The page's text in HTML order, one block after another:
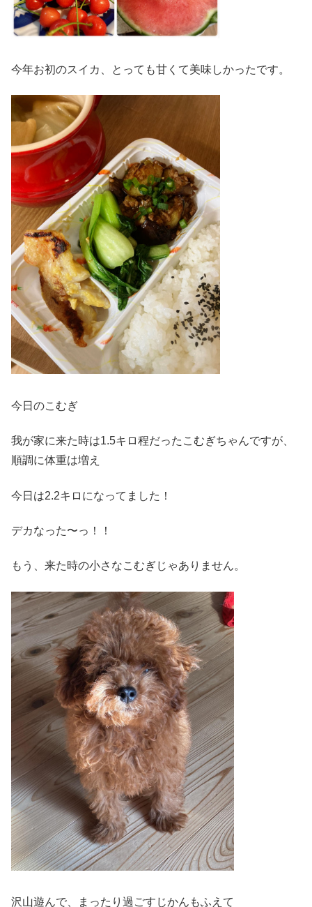
今年お初のスイカ、とっても甘くて美味しかったです。
今日のこむぎ
我が家に来た時は1.5キロ程だったこむぎちゃんですが、
順調に体重は増え
今日は2.2キロになってました！
デカなった〜っ！！
もう、来た時の小さなこむぎじゃありません。
沢山遊んで、まったり過ごすじかんもふえて